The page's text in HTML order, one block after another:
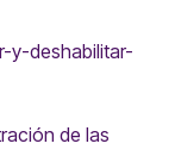
y-deshabilitar-
de las